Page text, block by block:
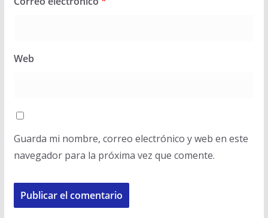
Web
Guarda mi nombre, correo electrónico y web en este
navegador para la próxima vez que comente.